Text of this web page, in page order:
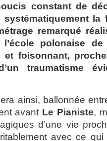
constant de
la
remarqué
polonaise de
foisonnant,
traumatisme
ainsi, ballonnée
avant Le Pianiste,
d’une vie
avec ce